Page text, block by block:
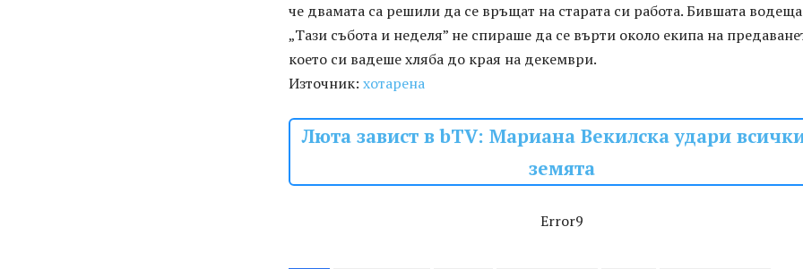
че двамата са решили да се връщат на старата си работа. Бившата
„Тази събота и неделя” не спираше да се върти около екипа на
което си вадеше хляба до края на декември.
Източник: хотарена
Люта завист в bTV: Мариана Векилска удари
земята
Error9